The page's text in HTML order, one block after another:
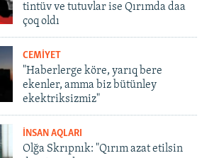
tintüv ve tutuvlar ise Qırımda daa
çoq oldı
CEMİYET
"Haberlerge köre, yarıq bere
ekenler, amma biz bütünley
ekektriksizmiz"
İNSAN AQLARI
Olğa Skrıpnık: "Qırım azat etilsin